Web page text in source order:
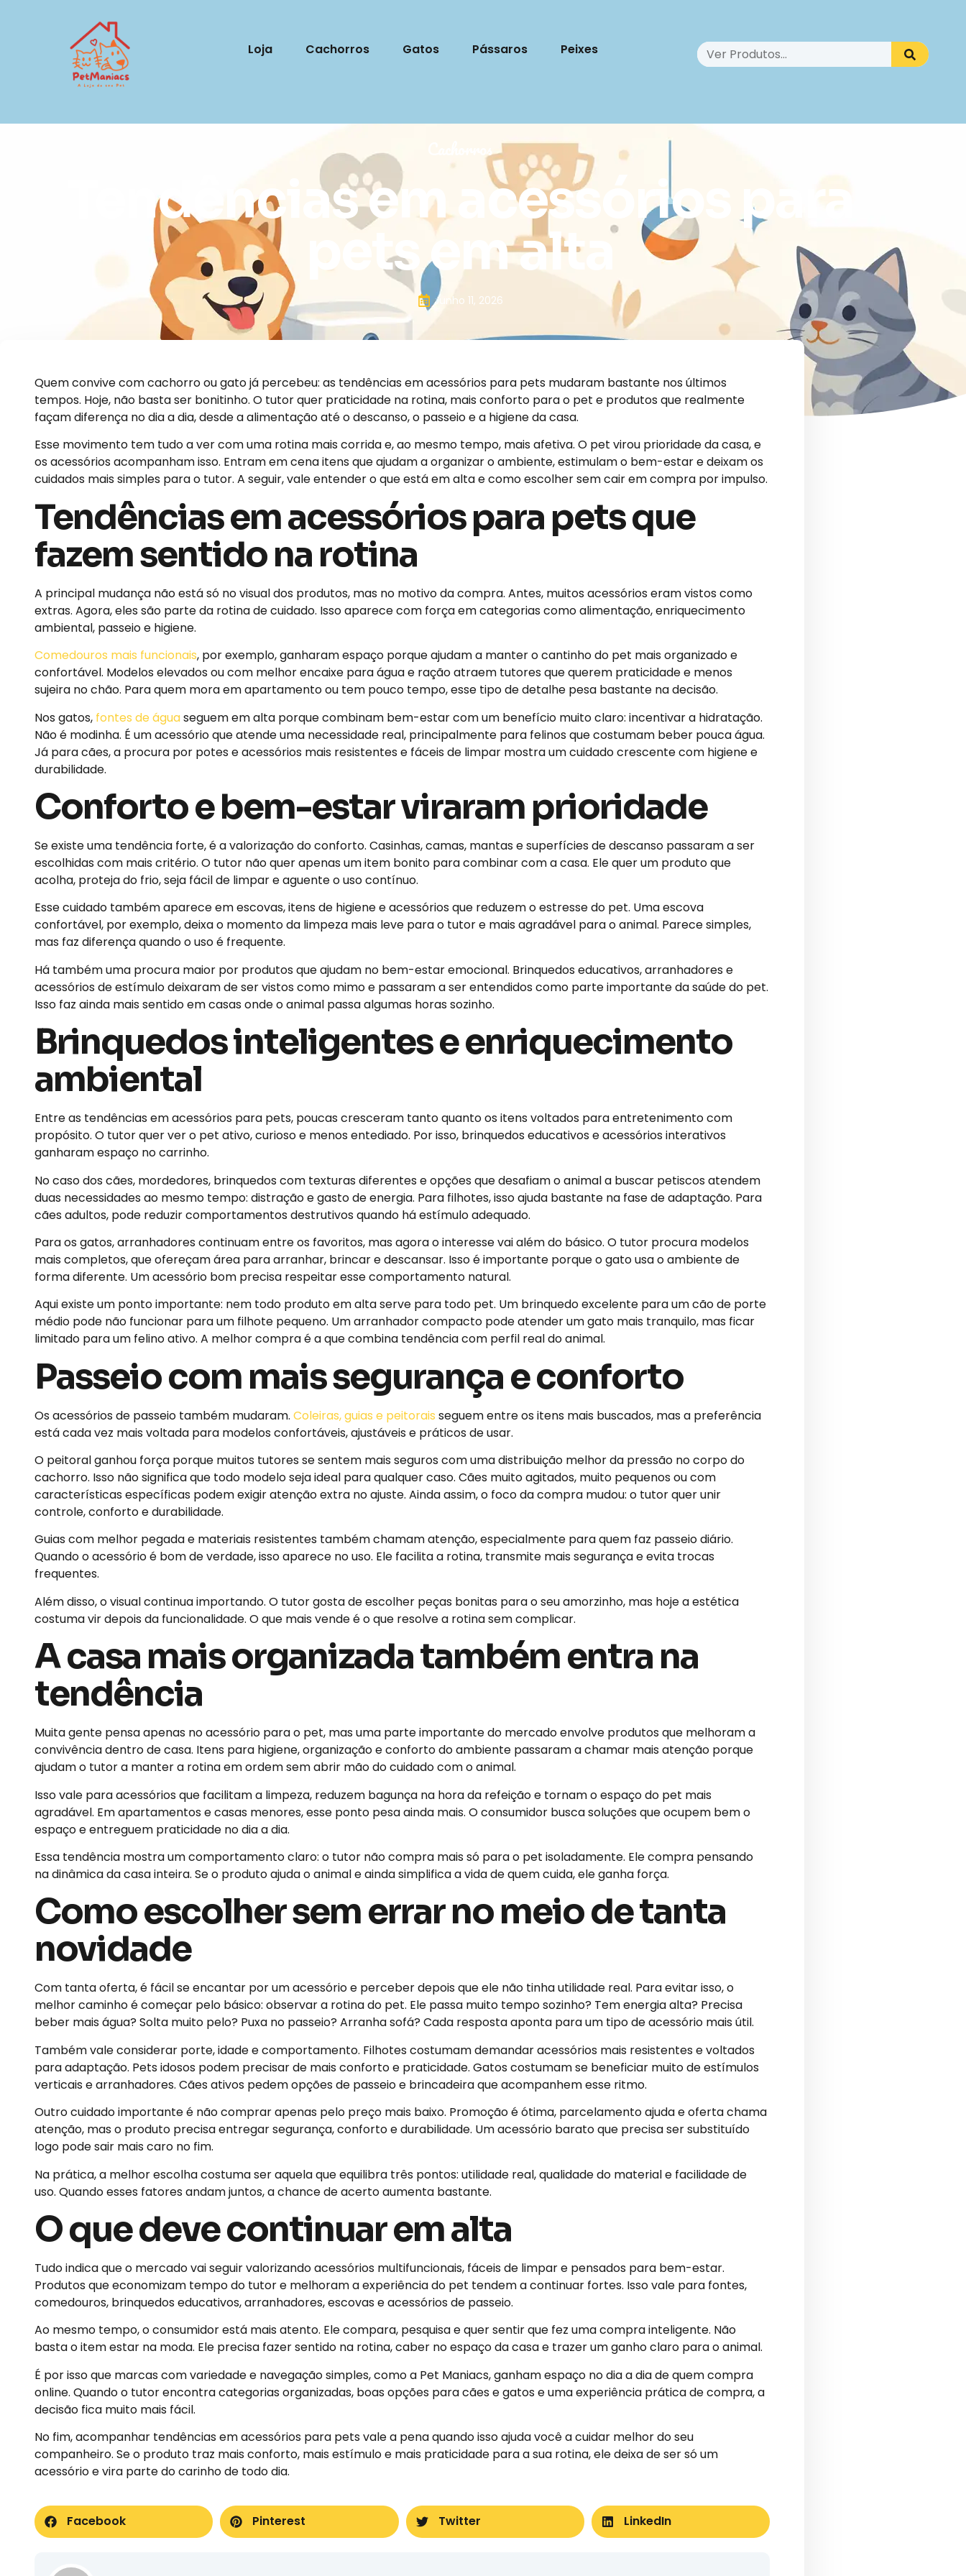
Loja Cachorros Gatos Pássaros Peixes
Cachorros
Tendências em acessórios para
pets em alta
Junho 11, 2026
Quem convive com cachorro ou gato já percebeu: as tendências em acessórios para pets mudaram bastante nos últimos
tempos. Hoje, não basta ser bonitinho. O tutor quer praticidade na rotina, mais conforto para o pet e produtos que realmente
façam diferença no dia a dia, desde a alimentação até o descanso, o passeio e a higiene da casa.
Esse movimento tem tudo a ver com uma rotina mais corrida e, ao mesmo tempo, mais afetiva. O pet virou prioridade da casa, e
os acessórios acompanham isso. Entram em cena itens que ajudam a organizar o ambiente, estimulam o bem-estar e deixam os
cuidados mais simples para o tutor. A seguir, vale entender o que está em alta e como escolher sem cair em compra por impulso.
Tendências em acessórios para pets que
fazem sentido na rotina
A principal mudança não está só no visual dos produtos, mas no motivo da compra. Antes, muitos acessórios eram vistos como
extras. Agora, eles são parte da rotina de cuidado. Isso aparece com força em categorias como alimentação, enriquecimento
ambiental, passeio e higiene.
Comedouros mais funcionais, por exemplo, ganharam espaço porque ajudam a manter o cantinho do pet mais organizado e
confortável. Modelos elevados ou com melhor encaixe para água e ração atraem tutores que querem praticidade e menos
sujeira no chão. Para quem mora em apartamento ou tem pouco tempo, esse tipo de detalhe pesa bastante na decisão.
Nos gatos, fontes de águaseguem em alta porque combinam bem-estar com um benefício muito claro: incentivar a hidratação.
Não é modinha. É um acessório que atende uma necessidade real, principalmente para felinos que costumam beber pouca água.
Já para cães, a procura por potes e acessórios mais resistentes e fáceis de limpar mostra um cuidado crescente com higiene e
durabilidade.
Conforto e bem-estar viraram prioridade
Se existe uma tendência forte, é a valorização do conforto. Casinhas, camas, mantas e superfícies de descanso passaram a ser
escolhidas com mais critério. O tutor não quer apenas um item bonito para combinar com a casa. Ele quer um produto que
acolha, proteja do frio, seja fácil de limpar e aguente o uso contínuo.
Esse cuidado também aparece em escovas, itens de higiene e acessórios que reduzem o estresse do pet. Uma escova
confortável, por exemplo, deixa o momento da limpeza mais leve para o tutor e mais agradável para o animal. Parece simples,
mas faz diferença quando o uso é frequente.
Há também uma procura maior por produtos que ajudam no bem-estar emocional. Brinquedos educativos, arranhadores e
acessórios de estímulo deixaram de ser vistos como mimo e passaram a ser entendidos como parte importante da saúde do pet.
Isso faz ainda mais sentido em casas onde o animal passa algumas horas sozinho.
Brinquedos inteligentes e enriquecimento
ambiental
Entre as tendências em acessórios para pets, poucas cresceram tanto quanto os itens voltados para entretenimento com
propósito. O tutor quer ver o pet ativo, curioso e menos entediado. Por isso, brinquedos educativos e acessórios interativos
ganharam espaço no carrinho.
No caso dos cães, mordedores, brinquedos com texturas diferentes e opções que desafiam o animal a buscar petiscos atendem
duas necessidades ao mesmo tempo: distração e gasto de energia. Para filhotes, isso ajuda bastante na fase de adaptação. Para
cães adultos, pode reduzir comportamentos destrutivos quando há estímulo adequado.
Para os gatos, arranhadores continuam entre os favoritos, mas agora o interesse vai além do básico. O tutor procura modelos
mais completos, que ofereçam área para arranhar, brincar e descansar. Isso é importante porque o gato usa o ambiente de
forma diferente. Um acessório bom precisa respeitar esse comportamento natural.
Aqui existe um ponto importante: nem todo produto em alta serve para todo pet. Um brinquedo excelente para um cão de porte
médio pode não funcionar para um filhote pequeno. Um arranhador compacto pode atender um gato mais tranquilo, mas ficar
limitado para um felino ativo. A melhor compra é a que combina tendência com perfil real do animal.
Passeio com mais segurança e conforto
Os acessórios de passeio também mudaram. Coleiras, guias e peitorais seguem entre os itens mais buscados, mas a preferência
está cada vez mais voltada para modelos confortáveis, ajustáveis e práticos de usar.
O peitoral ganhou força porque muitos tutores se sentem mais seguros com uma distribuição melhor da pressão no corpo do
cachorro. Isso não significa que todo modelo seja ideal para qualquer caso. Cães muito agitados, muito pequenos ou com
características específicas podem exigir atenção extra no ajuste. Ainda assim, o foco da compra mudou: o tutor quer unir
controle, conforto e durabilidade.
Guias com melhor pegada e materiais resistentes também chamam atenção, especialmente para quem faz passeio diário.
Quando o acessório é bom de verdade, isso aparece no uso. Ele facilita a rotina, transmite mais segurança e evita trocas
frequentes.
Além disso, o visual continua importando. O tutor gosta de escolher peças bonitas para o seu amorzinho, mas hoje a estética
costuma vir depois da funcionalidade. O que mais vende é o que resolve a rotina sem complicar.
A casa mais organizada também entra na
tendência
Muita gente pensa apenas no acessório para o pet, mas uma parte importante do mercado envolve produtos que melhoram a
convivência dentro de casa. Itens para higiene, organização e conforto do ambiente passaram a chamar mais atenção porque
ajudam o tutor a manter a rotina em ordem sem abrir mão do cuidado com o animal.
Isso vale para acessórios que facilitam a limpeza, reduzem bagunça na hora da refeição e tornam o espaço do pet mais
agradável. Em apartamentos e casas menores, esse ponto pesa ainda mais. O consumidor busca soluções que ocupem bem o
espaço e entreguem praticidade no dia a dia.
Essa tendência mostra um comportamento claro: o tutor não compra mais só para o pet isoladamente. Ele compra pensando
na dinâmica da casa inteira. Se o produto ajuda o animal e ainda simplifica a vida de quem cuida, ele ganha força.
Como escolher sem errar no meio de tanta
novidade
Com tanta oferta, é fácil se encantar por um acessório e perceber depois que ele não tinha utilidade real. Para evitar isso, o
melhor caminho é começar pelo básico: observar a rotina do pet. Ele passa muito tempo sozinho? Tem energia alta? Precisa
beber mais água? Solta muito pelo? Puxa no passeio? Arranha sofá? Cada resposta aponta para um tipo de acessório mais útil.
Também vale considerar porte, idade e comportamento. Filhotes costumam demandar acessórios mais resistentes e voltados
para adaptação. Pets idosos podem precisar de mais conforto e praticidade. Gatos costumam se beneficiar muito de estímulos
verticais e arranhadores. Cães ativos pedem opções de passeio e brincadeira que acompanhem esse ritmo.
Outro cuidado importante é não comprar apenas pelo preço mais baixo. Promoção é ótima, parcelamento ajuda e oferta chama
atenção, mas o produto precisa entregar segurança, conforto e durabilidade. Um acessório barato que precisa ser substituído
logo pode sair mais caro no fim.
Na prática, a melhor escolha costuma ser aquela que equilibra três pontos: utilidade real, qualidade do material e facilidade de
uso. Quando esses fatores andam juntos, a chance de acerto aumenta bastante.
O que deve continuar em alta
Tudo indica que o mercado vai seguir valorizando acessórios multifuncionais, fáceis de limpar e pensados para bem-estar.
Produtos que economizam tempo do tutor e melhoram a experiência do pet tendem a continuar fortes. Isso vale para fontes,
comedouros, brinquedos educativos, arranhadores, escovas e acessórios de passeio.
Ao mesmo tempo, o consumidor está mais atento. Ele compara, pesquisa e quer sentir que fez uma compra inteligente. Não
basta o item estar na moda. Ele precisa fazer sentido na rotina, caber no espaço da casa e trazer um ganho claro para o animal.
É por isso que marcas com variedade e navegação simples, como a Pet Maniacs, ganham espaço no dia a dia de quem compra
online. Quando o tutor encontra categorias organizadas, boas opções para cães e gatos e uma experiência prática de compra, a
decisão fica muito mais fácil.
No fim, acompanhar tendências em acessórios para pets vale a pena quando isso ajuda você a cuidar melhor do seu
companheiro. Se o produto traz mais conforto, mais estímulo e mais praticidade para a sua rotina, ele deixa de ser só um
acessório e vira parte do carinho de todo dia.
Facebook Pinterest Twitter LinkedIn